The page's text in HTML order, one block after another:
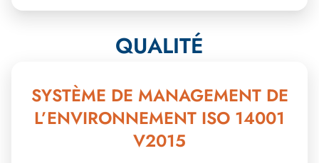
QUALITÉ
SYSTÈME DE MANAGEMENT DE
L’ENVIRONNEMENT ISO 14001
V2015